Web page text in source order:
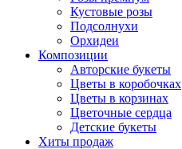
Кустовые розы
Подсолнухи
Орхидеи
Композиции
Авторские букеты
Цветы в коробочках
Цветы в корзинах
Цветочные сердца
Детские букеты
Хиты продаж